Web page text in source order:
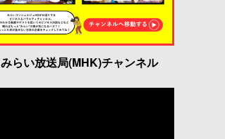
みらい放送局(MHK)チャンネル